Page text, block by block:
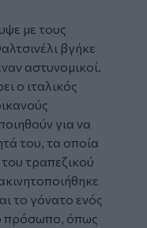
με τους
βγήκε
αστυνομικοί.
ο ιταλικός
για να
του, τα οποία
τραπεζικού
το γόνατο ενός
πρόσωπο, όπως